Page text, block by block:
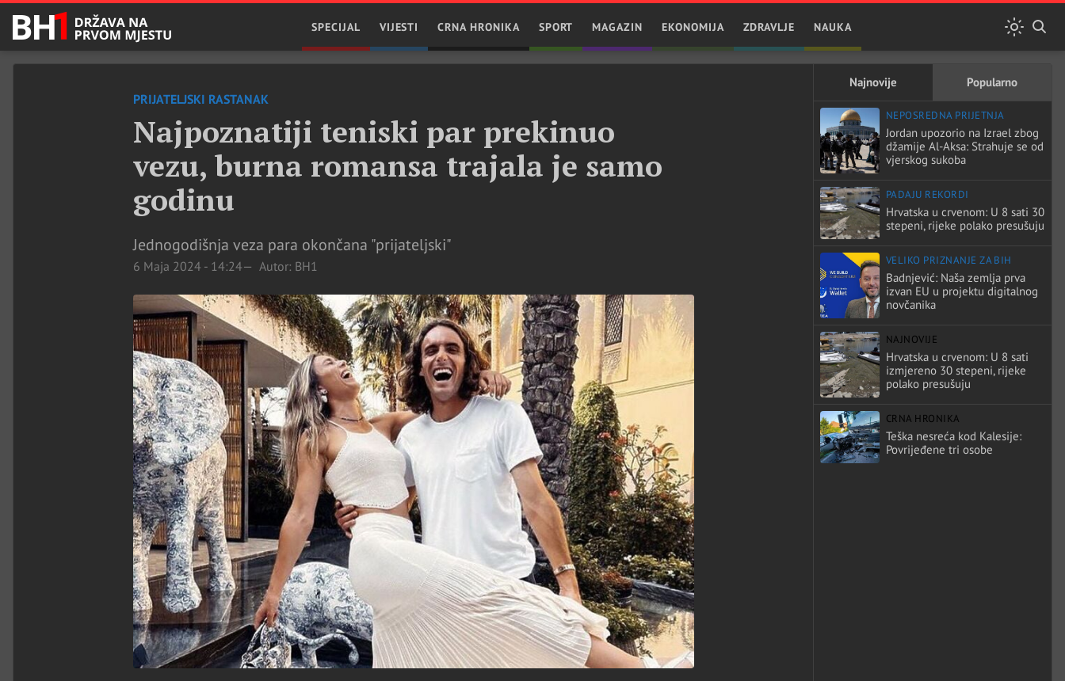
SPECIJAL VIJESTI CRNA HRONIKA SPORT MAGAZIN EKONOMIJA ZDRAVLJE NAUKA
PRIJATELJSKI RASTANAK
Najpoznatiji teniski par prekinuo
vezu, burna romansa trajala je samo
godinu
Jednogodišnja veza para okončana "prijateljski"
6 Maja 2024 - 14:24 Autor: BH1
Najnovije Popularno
NEPOSREDNA PRIJETNJA
Jordan upozorio na Izrael zbog
džamije Al-Aksa: Strahuje se od
vjerskog sukoba
PADAJU REKORDI
Hrvatska u crvenom: U 8 sati 30
stepeni, rijeke polako presušuju
VELIKO PRIZNANJE ZA BIH
Badnjević: Naša zemlja prva
izvan EU u projektu digitalnog
novčanika
NAJNOVIJE
Hrvatska u crvenom: U 8 sati
izmjereno 30 stepeni, rijeke
polako presušuju
CRNA HRONIKA
Teška nesreća kod Kalesije:
Povrijeđene tri osobe